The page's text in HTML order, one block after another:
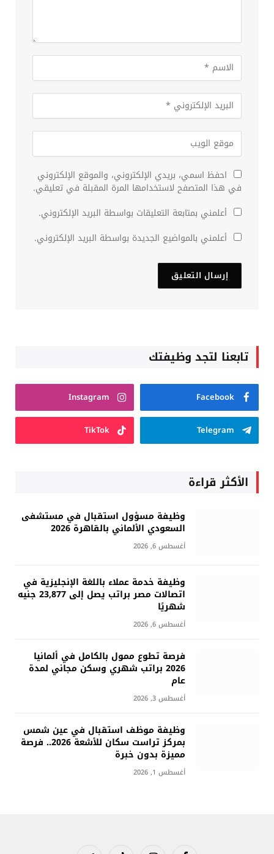
احفظ اسمي، بريدي الإلكتروني، والموقع الإلكتروني
في هذا المتصفح لاستخدامها المرة المقبلة في تعليقي.
أعلمني بمتابعة التعليقات بواسطة البريد الإلكتروني.
أعلمني بالمواضيع الجديدة بواسطة البريد الإلكتروني.
تابعنا لتجد وظيفتك
Facebook
Instagram
Telegram
TikTok
الأكثر قراءة
وظيفة مسؤول استقبال في مستشفى
السعودي الألماني بالقاهرة 2026
أغسطس 6, 2026
وظيفة خدمة عملاء باللغة الإنجليزية في
اتصالات مصر براتب يصل إلى 23,877 جنيه
شهريًا
أغسطس 6, 2026
فرصة تطوع ممول بالكامل في ألمانيا
2026 براتب شهري وسكن مجاني لمدة
عام
أغسطس 3, 2026
وظيفة موظف استقبال في عين شمس
بمركز تراست سكان للأشعة 2026.. فرصة
مميزة بدون خبرة
أغسطس 1, 2026